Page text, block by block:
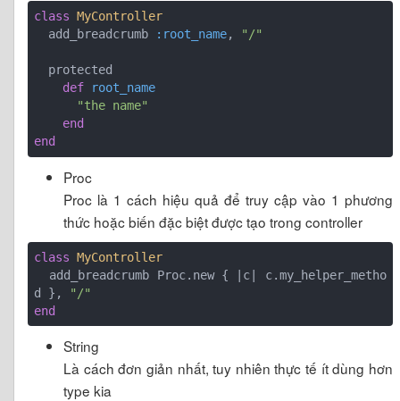
class MyController
  add_breadcrumb
:root_name, "/"
def
root_name
"the name"
end
end
Proc
Proc là 1 cách hiệu quả để truy cập vào 1 phương
thức hoặc biến đặc biệt được tạo trong controller
class MyController
  add_breadcrumb Proc.new {
|c|
c.my_helper_metho
d },
"/"
end
String
Là cách đơn giản nhất, tuy nhiên thực tế ít dùng hơn
type kia